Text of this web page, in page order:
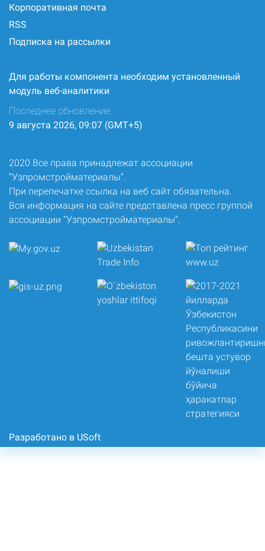
Корпоративная почта
RSS
Подписка на рассылки
Для работы компонента необходим установленный
модуль веб-аналитики
Последнее обновление:
9 августа 2026, 09:07 (GMT+5)
2020 Все права принадлежат ассоциации
“Узпромстройматериалы”.
При перепечатке ссылка на веб сайт обязательна.
Вся информация на сайте представлена пресс группой
ассоциации “Узпромстройматериалы”.
Разработано в USoft